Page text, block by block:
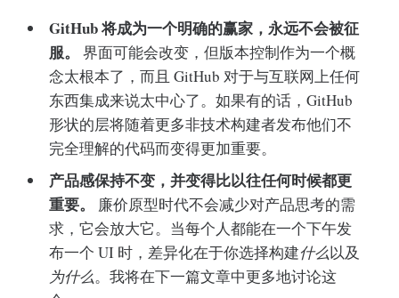
GitHub 将成为一个明确的赢家，永远不会被征
服。
界面可能会改变，但版本控制作为一个概
念太根本了，而且 GitHub 对于与互联网上任何
东西集成来说太中心了。如果有的话，GitHub
形状的层将随着更多非技术构建者发布他们不
完全理解的代码而变得更加重要。
产品感保持不变，并变得比以往任何时候都更
重要。
廉价原型时代不会减少对产品思考的需
求，它会放大它。当每个人都能在一个下午发
布一个 UI 时，差异化在于你选择构建什么以及
为什么。我将在下一篇文章中更多地讨论这